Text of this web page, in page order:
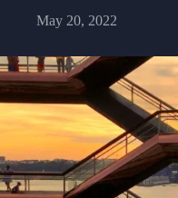
May 20, 2022